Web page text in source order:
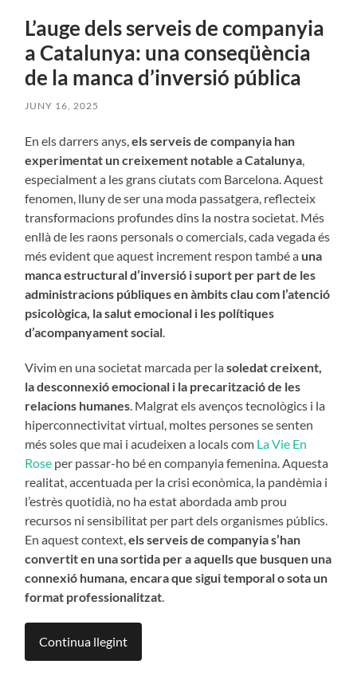
L’auge dels serveis de companyia
a Catalunya: una conseqüència
de la manca d’inversió pública
JUNY 16, 2025
En els darrers anys,els serveis de companyia han
experimentat un creixement notable a Catalunya,
especialment a les grans ciutats com Barcelona. Aquest
fenomen, lluny de ser una moda passatgera, reflecteix
transformacions profundes dins la nostra societat. Més
enllà de les raons personals o comercials, cada vegada és
més evident que aquest increment respon també a una
manca estructural d’inversió i suport per part de les
administracions públiques en àmbits clau com l’atenció
psicològica, la salut emocional i les polítiques
d’acompanyament social.
Vivim en una societat marcada per lasoledat creixent,
la desconnexió emocional i la precarització de les
relacions humanes. Malgrat els avenços tecnològics i la
hiperconnectivitat virtual, moltes persones se senten
més soles que mai i acudeixen a locals com La Vie En
Rose per passar-ho bé en companyia femenina. Aquesta
realitat, accentuada per la crisi econòmica, la pandèmia i
l’estrès quotidià, no ha estat abordada amb prou
recursos ni sensibilitat per part dels organismes públics.
En aquest context,els serveis de companyia s’han
convertit en una sortida per a aquells que busquen una
connexió humana, encara que sigui temporal o sota un
format professionalitzat.
Continua llegint